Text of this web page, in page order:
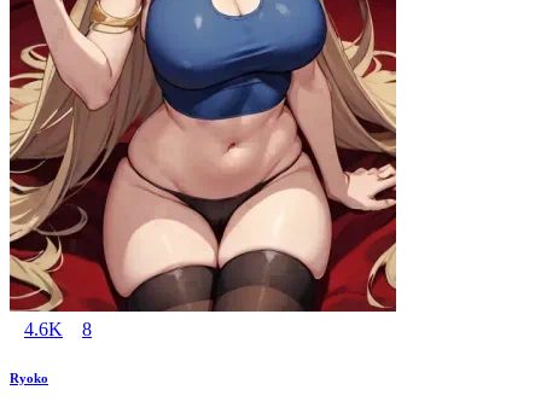
4.6K 8
Ryoko